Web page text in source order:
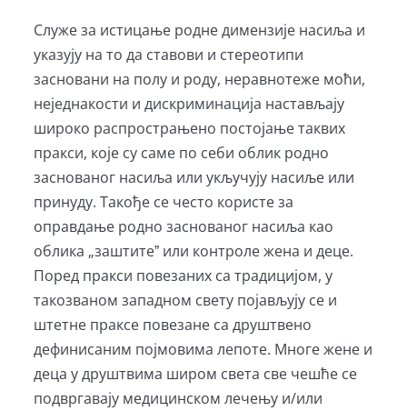
Служе за истицање родне димензије насиља и
указују на то да ставови и стереотипи
засновани на полу и роду, неравнотеже моћи,
неједнакости и дискриминација настављају
широко распрострањено постојање таквих
пракси, које су саме по себи облик родно
заснованог насиља или укључују насиље или
принуду. Такође се често користе за
оправдање родно заснованог насиља као
облика „заштитеˮ или контроле жена и деце.
Поред пракси повезаних са традицијом, у
такозваном западном свету појављују се и
штетне праксе повезане са друштвено
дефинисаним појмовима лепоте. Многе жене и
деца у друштвима широм света све чешће се
подвргавају медицинском лечењу и/или